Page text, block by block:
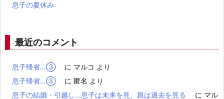
息子の夏休み
最近のコメント
息子帰省…③ に マルコ より
息子帰省…③
に 匿名 より
息子の結婚・引越し…息子は未来を見、親は過去を見る
に マル